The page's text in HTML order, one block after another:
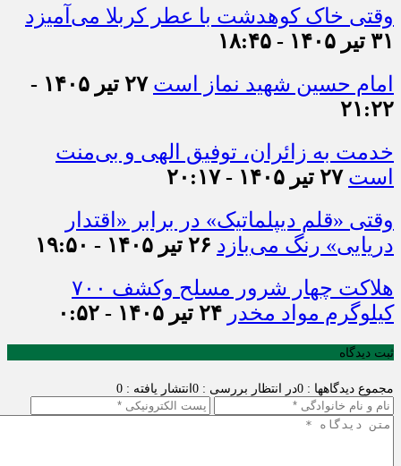
وقتی خاک کوهدشت با عطر کربلا می‌آمیزد
۳۱ تیر ۱۴۰۵ - ۱۸:۴۵
امام حسین شهید نماز است
۲۷ تیر ۱۴۰۵ -
۲۱:۲۲
خدمت به زائران، توفیق الهی و بی‌منت
است ۲۷ تیر ۱۴۰۵ - ۲۰:۱۷
وقتی «قلم دیپلماتیک» در برابر «اقتدار
دریایی» رنگ می‌بازد ۲۶ تیر ۱۴۰۵ - ۱۹:۵۰
هلاکت چهار شرور مسلح وکشف ۷۰۰
کیلوگرم مواد مخدر ۲۴ تیر ۱۴۰۵ - ۰:۵۲
ثبت دیدگاه
مجموع دیدگاهها : 0 در انتظار بررسی : 0 انتشار یافته : 0